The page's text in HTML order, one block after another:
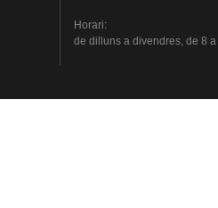
Horari:
de dillunsa divendres, de 8